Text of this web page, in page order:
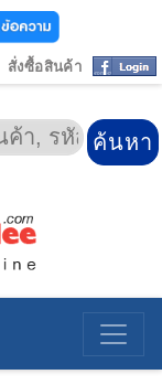
สั่งซื้อสินค้า